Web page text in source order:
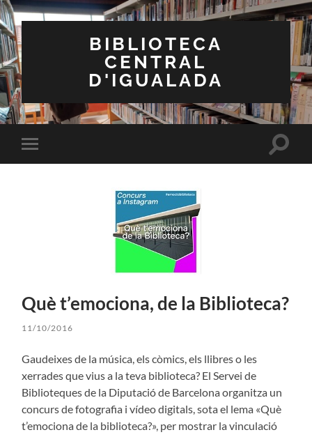
BIBLIOTECA
CENTRAL
D'IGUALADA
Toggle
mobile
Toggle
Què t’emociona, de la Biblioteca?
11/10/2016
Gaudeixes de la música, els còmics, els llibres o les
xerrades que vius a la teva biblioteca? El Servei de
Biblioteques de la Diputació de Barcelona organitza un
concurs de fotografia i vídeo digitals, sota el lema «Què
t’emociona de la biblioteca?», per mostrar la vinculació